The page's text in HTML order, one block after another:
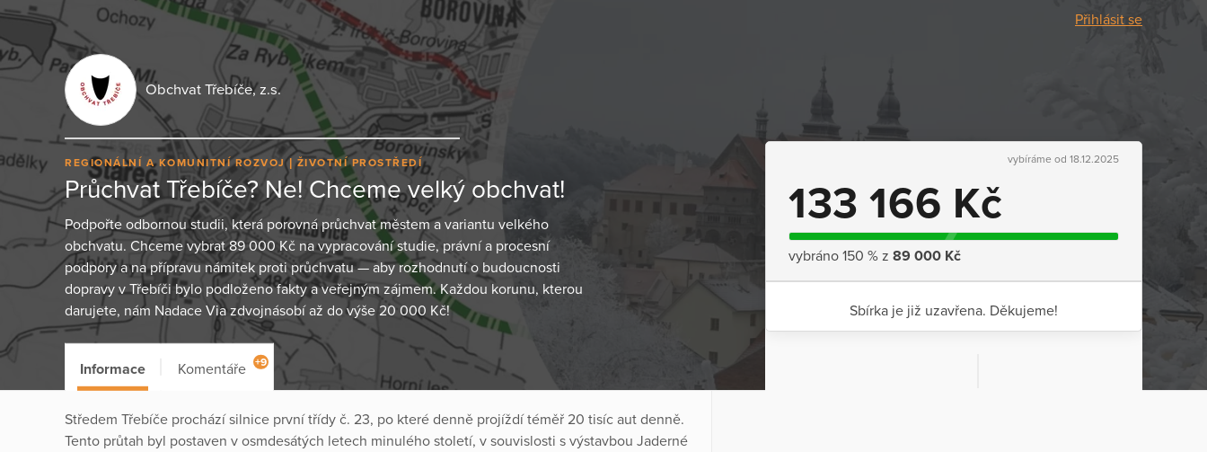
Přihlásit se
Obchvat Třebíče, z.s.
REGIONÁLNÍ A KOMUNITNÍ ROZVOJ ŽIVOTNÍ PROSTŘEDÍ
Průchvat Třebíče? Ne! Chceme velký obchvat!
Podpořte odbornou studii, která porovná průchvat městem a variantu velkého
obchvatu. Chceme vybrat 89 000 Kč na vypracování studie, právní a procesní
podpory a na přípravu námitek proti průchvatu — aby rozhodnutí o budoucnosti
dopravy v Třebíči bylo podloženo fakty a veřejným zájmem. Každou korunu, kterou
darujete, nám Nadace Via zdvojnásobí až do výše 20 000 Kč!
vybíráme od 18.12.2025
133 166 Kč
vybráno 150 % z 89 000 Kč
Sbírka je již uzavřena. Děkujeme!
Informace Komentáře +9
Středem Třebíče prochází silnice první třídy č. 23, po které denně projíždí téměř 20 tisíc aut denně.
Tento průtah byl postaven v osmdesátých letech minulého století, v souvislosti s výstavbou Jaderné